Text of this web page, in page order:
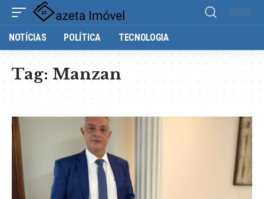
NOTÍCIAS POLÍTICA TECNOLOGIA
Tag: Manzan